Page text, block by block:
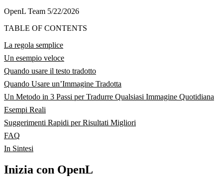
OpenL Team 5/22/2026
TABLE OF CONTENTS
La regola semplice
Un esempio veloce
Quando usare il testo tradotto
Quando Usare un’Immagine Tradotta
Un Metodo in 3 Passi per Tradurre Qualsiasi Immagine Quotidiana
Esempi Reali
Suggerimenti Rapidi per Risultati Migliori
FAQ
In Sintesi
Inizia con OpenL